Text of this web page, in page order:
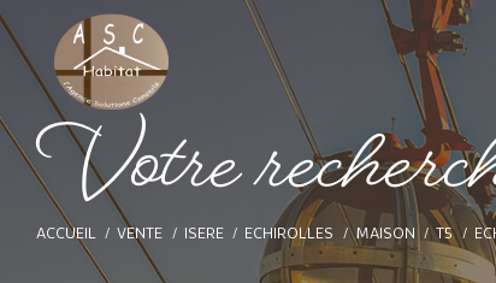
Voterecherc
ACCUEIL VENTE ISERE ECHIROLLES MAISON T5